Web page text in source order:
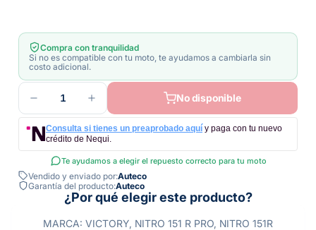
Compra con tranquilidad
Si no es compatible con tu moto, te ayudamos a cambiarla sin
costo adicional.
1 No disponible
Consulta si tienes un preaprobado aquí y paga con tu nuevo
crédito de Nequi.
Te ayudamos a elegir el repuesto correcto para tu moto
Vendido y enviado por:Auteco
Garantía del producto:Auteco
¿Por qué elegir este producto?
MARCA: VICTORY, NITRO 151 R PRO, NITRO 151R